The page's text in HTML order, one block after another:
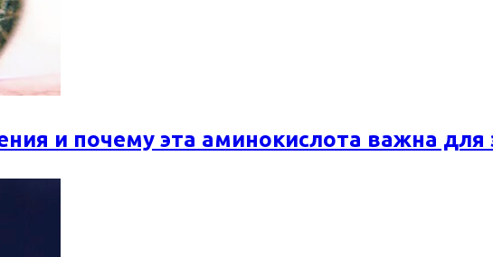
и почему эта аминокислота важна для